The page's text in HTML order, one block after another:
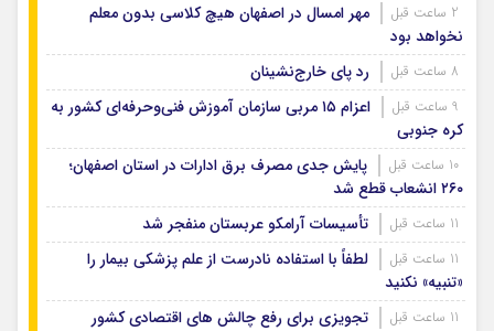
مهر امسال در اصفهان هیچ کلاسی بدون معلم
نخواهد بود
رد پای خارج‌نشینان
اعزام ۱۵ مربی سازمان آموزش فنی‌وحرفه‌ای کشور به
کره جنوبی
پایش جدی مصرف برق ادارات در استان اصفهان؛
۲۶۰ انشعاب قطع شد
تأسیسات آرامکو عربستان منفجر شد
لطفاً با استفاده نادرست از علم پزشکی بیمار را
«تنبیه» نکنید
تجویزی برای رفع چالش های اقتصادی کشور